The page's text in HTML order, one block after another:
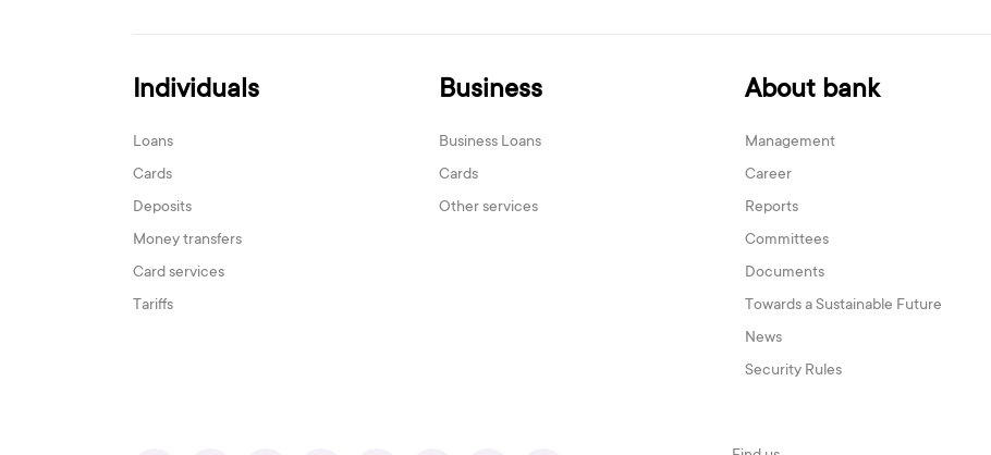
Individuals
Loans
Cards
Deposits
Money transfers
Card services
Tariffs
Business
Business Loans
Cards
Other services
About bank
Management
Career
Reports
Committees
Documents
Towards a Sustainable Future
News
Security Rules